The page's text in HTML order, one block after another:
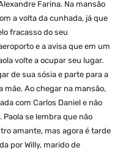
Farina. Na mansão
a volta da cunhada, já que
fracasso do seu
e a avisa que em um
volte a ocupar seu lugar.
de sua sósia e parte para a
mãe. Ao chegar na mansão,
com Carlos Daniel e não
Paola se lembra que não
amante, mas agora é tarde
por Willy, marido de